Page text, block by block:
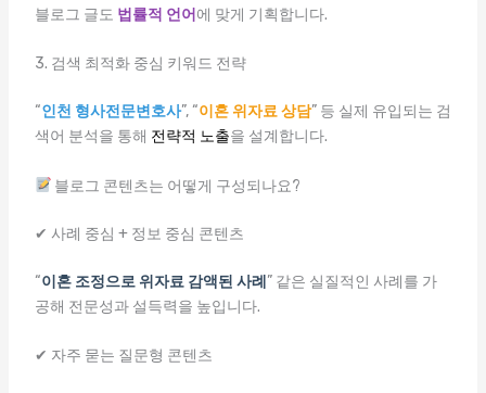
블로그 글도 법률적 언어 에 맞게 기획합니다.
3. 검색 최적화 중심 키워드 전략
“인천 형사전문변호사”, “이혼 위자료 상담” 등 실제 유입되는 검
색어 분석을 통해 전략적 노출을 설계합니다.
블로그 콘텐츠는 어떻게 구성되나요?
✔ 사례 중심 + 정보 중심 콘텐츠
“이혼 조정으로 위자료 감액된 사례 ” 같은 실질적인 사례를 가
공해 전문성과 설득력을 높입니다.
✔ 자주 묻는 질문형 콘텐츠